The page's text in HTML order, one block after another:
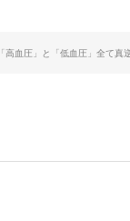
「高血圧」と「低血圧」全て